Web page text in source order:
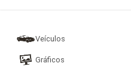
Veículos
Gráficos